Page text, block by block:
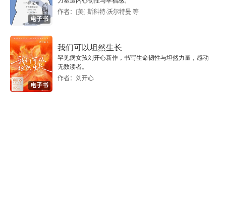
电子书
作者：[美] 斯科特·沃尔特曼 等
电子书
我们可以坦然生长
罕见病女孩刘开心新作，书写生命韧性与坦然力量，感动
无数读者。
作者：刘开心